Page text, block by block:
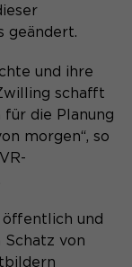
Identifikation
Daten der
gewählte
geändert.
und ihre
schafft
für die Planung
morgen“, so
öffentlich und
Schatz von